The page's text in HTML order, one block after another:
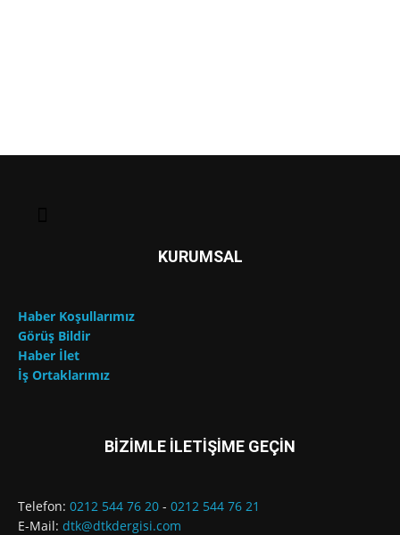
KURUMSAL
Haber Koşullarımız
Görüş Bildir
Haber İlet
İş Ortaklarımız
BİZİMLE İLETİŞİME GEÇİN
Telefon: 0212 544 76 20 - 0212 544 76 21
E-Mail: dtk@dtkdergisi.com